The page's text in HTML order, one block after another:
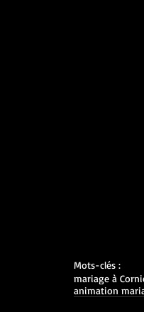
Mots-clés :
mariage à
animation